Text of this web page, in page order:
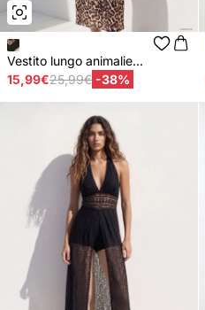
Vestito lungo animalie...
15,99€25,99€ -38%